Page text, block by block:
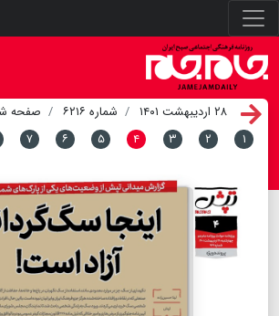
۲۸ اردیبهشت ۱۴۰۱ شماره ۶۲۱۶ صفحه
۱
۲ ۳ ۴ ۵ ۶ ۷